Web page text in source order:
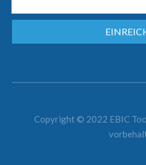
Copyright © 2022 EBIC